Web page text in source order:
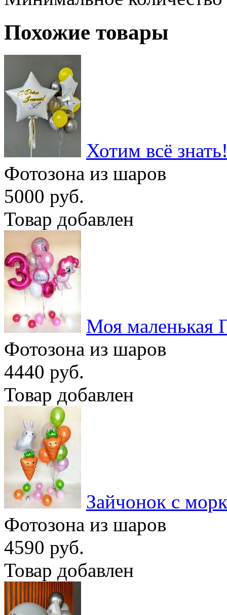
Похожие товары
Хотим всё
Фотозона из шаров
5000 руб.
Товар добавлен
Моя маленькая
Фотозона из шаров
4440 руб.
Товар добавлен
Зайчонок с
Фотозона из шаров
4590 руб.
Товар добавлен